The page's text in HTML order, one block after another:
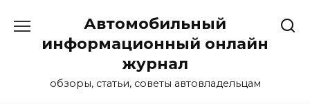
содержанию
Автомобильный
информационный онлайн
журнал
обзоры, статьи, советы автовладельцам